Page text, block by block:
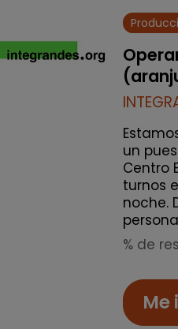
un
Centro
turnos
noche.
% de
Me